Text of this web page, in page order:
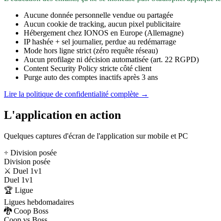
Aucune donnée personnelle vendue ou partagée
Aucun cookie de tracking, aucun pixel publicitaire
Hébergement chez IONOS en Europe (Allemagne)
IP hashée + sel journalier, perdue au redémarrage
Mode hors ligne strict (zéro requête réseau)
Aucun profilage ni décision automatisée (art. 22 RGPD)
Content Security Policy stricte côté client
Purge auto des comptes inactifs après 3 ans
Lire la politique de confidentialité complète →
L'application en action
Quelques captures d'écran de l'application sur mobile et PC
÷ Division posée
Division posée
⚔️ Duel 1v1
Duel 1v1
🏆 Ligue
Ligues hebdomadaires
🐉 Coop Boss